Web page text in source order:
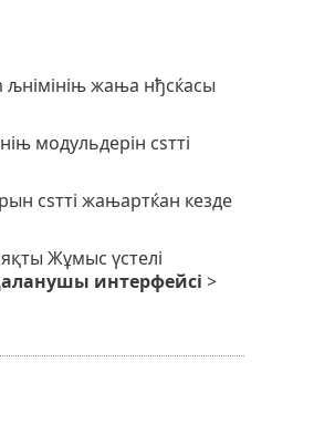
љнімініњ жања нђсќасы
модульдерін сѕтті
сѕтті жањартќан кезде
Жұмыс үстелі
интерфейсі >